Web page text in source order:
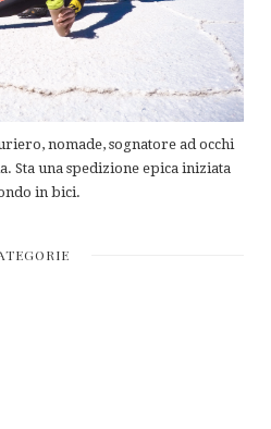
nomade, sognatore ad occhi
Sta una spedizione epica iniziata
in bici.